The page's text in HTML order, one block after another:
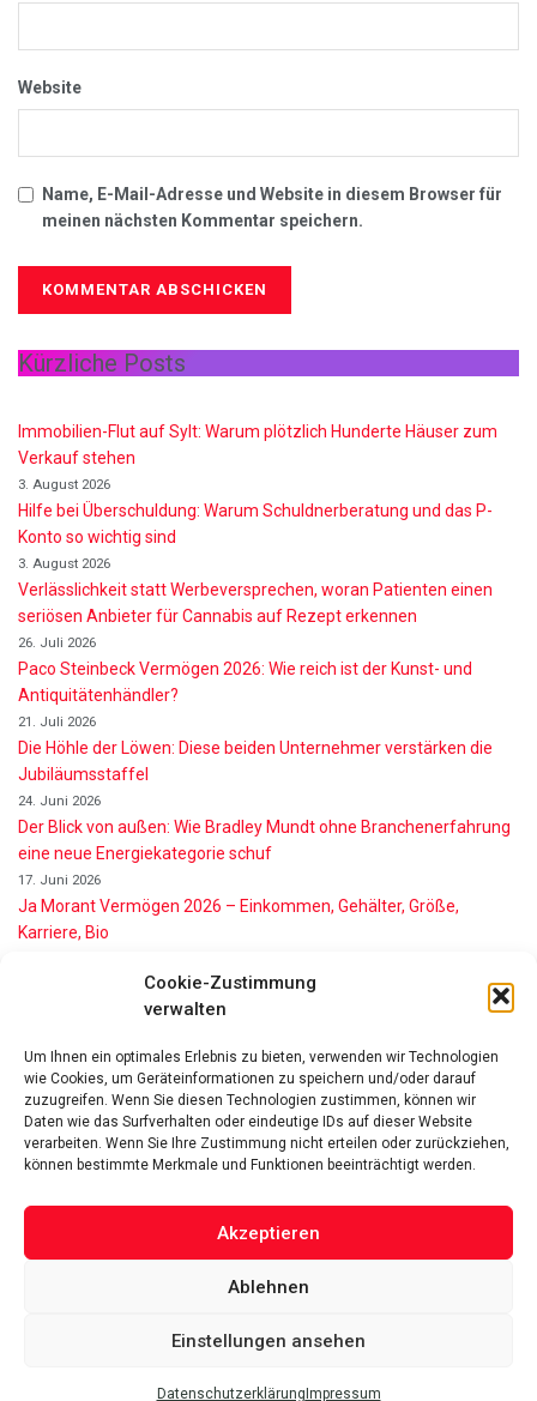
Cookie-Zustimmung
verwalten
Um Ihnen ein optimales Erlebnis zu bieten, verwenden wir Technologien
wie Cookies, um Geräteinformationen zu speichern und/oder darauf
zuzugreifen. Wenn Sie diesen Technologien zustimmen, können wir
Daten wie das Surfverhalten oder eindeutige IDs auf dieser Website
verarbeiten. Wenn Sie Ihre Zustimmung nicht erteilen oder zurückziehen,
können bestimmte Merkmale und Funktionen beeinträchtigt werden.
Akzeptieren
Ablehnen
Einstellungen ansehen
Datenschutzerklärung Impressum
Website
Name, E-Mail-Adresse und Website in diesem Browser für
meinen nächsten Kommentar speichern.
Kürzliche Posts
Immobilien-Flut auf Sylt: Warum plötzlich Hunderte Häuser zum
Verkauf stehen
3. August 2026
Hilfe bei Überschuldung: Warum Schuldnerberatung und das P-
Konto so wichtig sind
3. August 2026
Verlässlichkeit statt Werbeversprechen, woran Patienten einen
seriösen Anbieter für Cannabis auf Rezept erkennen
26. Juli 2026
Paco Steinbeck Vermögen 2026: Wie reich ist der Kunst- und
Antiquitätenhändler?
21. Juli 2026
Die Höhle der Löwen: Diese beiden Unternehmer verstärken die
Jubiläumsstaffel
24. Juni 2026
Der Blick von außen: Wie Bradley Mundt ohne Branchenerfahrung
eine neue Energiekategorie schuf
17. Juni 2026
Ja Morant Vermögen 2026 – Einkommen, Gehälter, Größe,
Karriere, Bio
Alice Walton Vermögen 2026: So reich ist die Walmart-Erbin
wirklich
11. Juni 2026
Nino de Angelo Vermögen 2026 Wie Reich Ist Er?
9. Juni 2026
Das Vermögen von Promis von A bis Z
Twitter